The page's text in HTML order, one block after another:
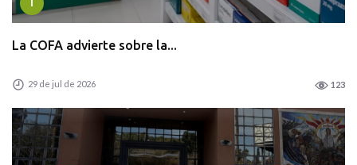
La COFA advierte sobre la...
29 de jul de 2026 123